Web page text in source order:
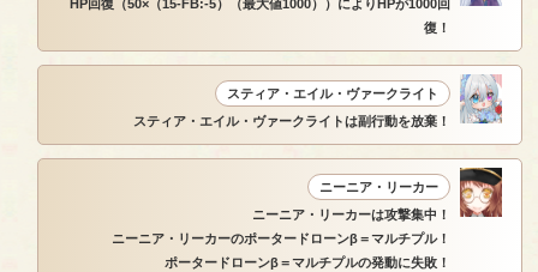
HP回復（50×（15-FB:-5）（最大値1000））によりHPが1000回
復！
スティア・エイル・ヴァークライト
スティア・エイル・ヴァークライトは副行動を放棄！
ニーニア・リーカー
ニーニア・リーカーは攻撃集中！
ニーニア・リーカーのポータードローンβ＝マルチプル！
ポータードローンβ＝マルチプルの発動に失敗！